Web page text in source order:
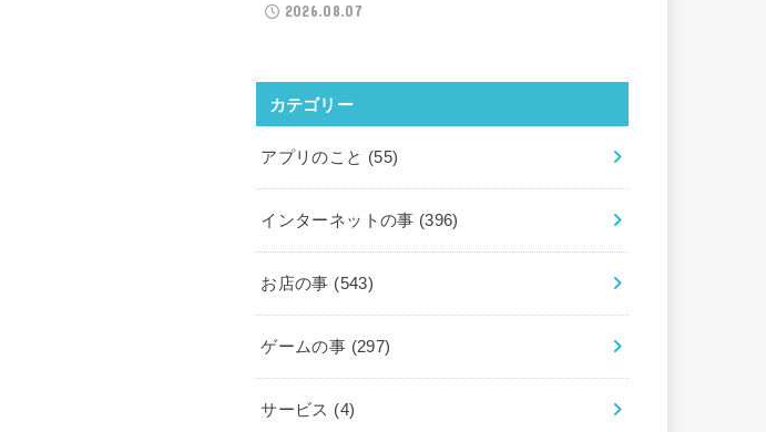
2026.08.07
カテゴリー
アプリのこと (55)
インターネットの事 (396)
お店の事 (543)
ゲームの事 (297)
サービス (4)